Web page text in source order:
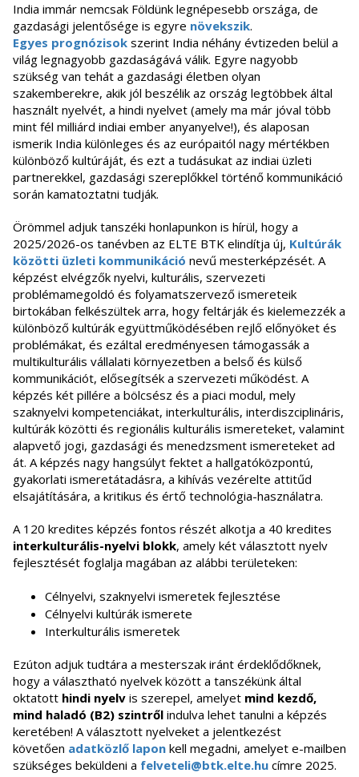
India immár nemcsak Földünk legnépesebb országa, de
gazdasági jelentősége is egyre növekszik.
Egyes prognózisok szerint India néhány évtizeden belül a
világ legnagyobb gazdaságává válik. Egyre nagyobb
szükség van tehát a gazdasági életben olyan
szakemberekre, akik jól beszélik az ország legtöbbek által
használt nyelvét, a hindi nyelvet (amely ma már jóval több
mint fél milliárd indiai ember anyanyelve!), és alaposan
ismerik India különleges és az európaitól nagy mértékben
különböző kultúráját, és ezt a tudásukat az indiai üzleti
partnerekkel, gazdasági szereplőkkel történő kommunikáció
során kamatoztatni tudják.
Örömmel adjuk tanszéki honlapunkon is hírül, hogy a
2025/2026-os tanévben az ELTE BTK elindítja új, Kultúrák
közötti üzleti kommunikáció nevű mesterképzését. A
képzést elvégzők nyelvi, kulturális, szervezeti
problémamegoldó és folyamatszervező ismereteik
birtokában felkészültek arra, hogy feltárják és kielemezzék a
különböző kultúrák együttműködésében rejlő előnyöket és
problémákat, és ezáltal eredményesen támogassák a
multikulturális vállalati környezetben a belső és külső
kommunikációt, elősegítsék a szervezeti működést. A
képzés két pillére a bölcsész és a piaci modul, mely
szaknyelvi kompetenciákat, interkulturális, interdiszciplináris,
kultúrák közötti és regionális kulturális ismereteket, valamint
alapvető jogi, gazdasági és menedzsment ismereteket ad
át. A képzés nagy hangsúlyt fektet a hallgatóközpontú,
gyakorlati ismeretátadásra, a kihívás vezérelte attitűd
elsajátítására, a kritikus és értő technológia-használatra.
A 120 kredites képzés fontos részét alkotja a 40 kredites
interkulturális-nyelvi blokk, amely két választott nyelv
fejlesztését foglalja magában az alábbi területeken:
Célnyelvi, szaknyelvi ismeretek fejlesztése
Célnyelvi kultúrák ismerete
Interkulturális ismeretek
Ezúton adjuk tudtára a mesterszak iránt érdeklődőknek,
hogy a választható nyelvek között a tanszékünk által
oktatott hindi nyelv is szerepel, amelyet mind kezdő,
mind haladó (B2) szintről indulva lehet tanulni a képzés
keretében! A választott nyelveket a jelentkezést
követően adatközlő lapon kell megadni, amelyet e-mailben
szükséges beküldeni a felveteli@btk.elte.hu címre 2025.